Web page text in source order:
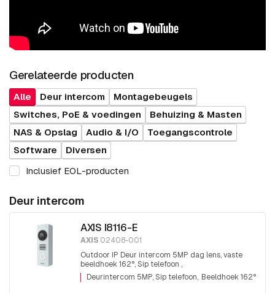
Gerelateerde producten
Alle Deur intercom
Montagebeugels
Switches, PoE & voedingen
Behuizing & Masten
NAS & Opslag
Audio & I/O
Toegangscontrole
Software
Diversen
Inclusief EOL-producten
Deur intercom
AXIS I8116-E
AXIS 02408-001
Outdoor IP Deur intercom 5MP dag lens, vaste
beeldhoek 162°, Sip telefoon ,
luidspreker/microfoon ook direct te gebruiken,
I/O, relais
Deurintercom 5MP, Sip telefoon Beeldhoek 162°